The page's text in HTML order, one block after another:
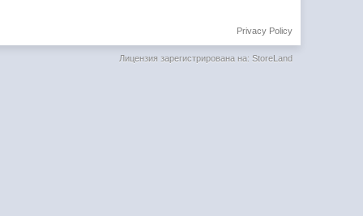
Privacy Policy
Лицензия зарегистрирована на: StoreLand